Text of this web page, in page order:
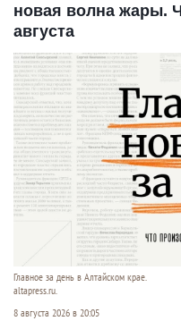
новая волна жары.
августа
Главное за день в Алтайском крае.
altapress.ru.
8 августа 2026 в 20:05